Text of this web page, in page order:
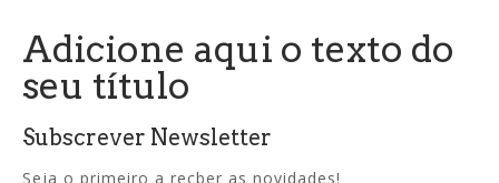
Adicione aqui o texto do
seu título
Subscrever Newsletter
Seja o primeiro a recber as novidades!